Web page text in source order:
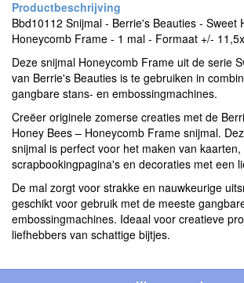
Bbd10112 Snijmal - Berrie's Beauties - Sweet
Honeycomb Frame - 1 mal - Formaat +/-
Deze snijmal Honeycomb Frame uit de serie
van Berrie's Beauties is te gebruiken in
gangbare stans- en embossingmachines.
Creëer originele zomerse creaties met de
Honey Bees – Honeycomb Frame snijmal.
snijmal is perfect voor het maken van kaarten,
scrapbookingpagina's en decoraties met een
De mal zorgt voor strakke en nauwkeurige
geschikt voor gebruik met de meeste
embossingmachines. Ideaal voor creatieve
liefhebbers van schattige bijtjes.